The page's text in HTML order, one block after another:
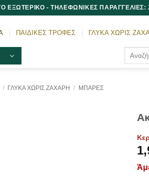
- ΤΗΛΕΦΩΝΙΚΕΣ ΠΑΡΑΓΓΕΛΙΕΣ:
ΠΑΙΔΙΚΕΣ ΤΡΟΦΕΣ ΓΛΥΚΑ ΧΩΡΙΣ
/ ΓΛΥΚΑ ΧΩΡΙΣ ΖΑΧΑΡΗ / ΜΠΑΡΕΣ